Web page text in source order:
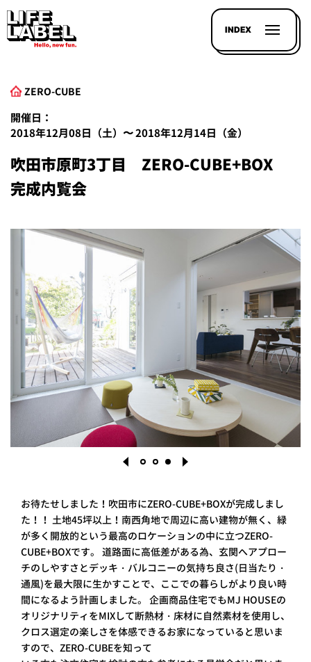
INDEX
記事を
探す
HOUSE
UP
PROJECT
WHAT’S
LIFE
LABEL
ライフレー
いて
会社概
要
企業の
方へ
お問い
合わせ
プライ
ポリシ
ZERO-CUBE
開催日：
2018年12月08日（土）〜 2018年12月14日（金）
吹田市原町3丁目 ZERO-CUBE+BOX
完成内覧会
1 2 3
お待たせしました！吹田市にZERO-CUBE+BOXが完成しまし
た！！ 土地45坪以上！南西角地で周辺に高い建物が無く、緑
が多く開放的という最高のロケーションの中に立つZERO-
CUBE+BOXです。
道路面に高低差がある為、玄関へアプロー
チのしやすさとデッキ・バルコニーの気持ち良さ(日当たり・
通風)を最大限に生かすことで、ここでの暮らしがより良い時
間になるよう計画しました。
企画商品住宅でもMJ HOUSEの
オリジナリティをMIXして断熱材・床材に自然素材を使用し、
クロス選定の楽しさを体感できるお家になっていると思いま
すので、ZERO-CUBEを知って